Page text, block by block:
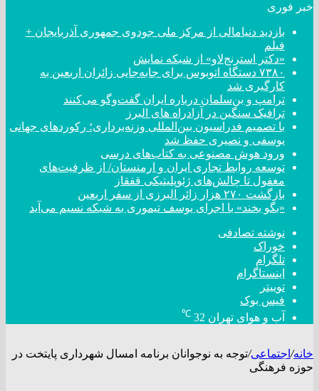
خبر فوری
بازدید دنیامالی از مرکز ملی جودوی جمهوری آذربایجان +
فیلم
«دکتر استرنج‌لاو» از شبکه نمایش
۷۳۸۰ دستگاه اتوبوس برای جابه‌جایی زائران اربعین به
کارگیری شد
ترامپ و بن‌سلمان درباره ایران گفت‌و‌گو می‌کنند
ترافیک سنگین در آزادراه های البرز
با تصمیم فدراسیون بین‌المللی وزنه‌برداری؛ رکورد‌های جهانی
یوسفی و نصیری حفظ شد
ورود هوش مصنوعی به کتاب‌های درسی
توسعه روابط تجاری ایران و ارمنستان/ از ظرفیت‌های
مغفول تا چالش‌های ژئوپلیتیکی قفقاز
بازگشت ۲۷۰ هزار زائر البرزی از سفر اربعین
«بگو بخند» با اجرای یوسف تیموری به شبکه نسیم می‌آید
نوشته تصادفی
خوراک
تلگرام
اینستاگرام
توییتر
فیس بوک
آب و هوای تهران 32
℃
خانه/ اجتماعی/توجه به نوجوانان برنامه امسال شهرداری پایتخت در
حوزه فرهنگی